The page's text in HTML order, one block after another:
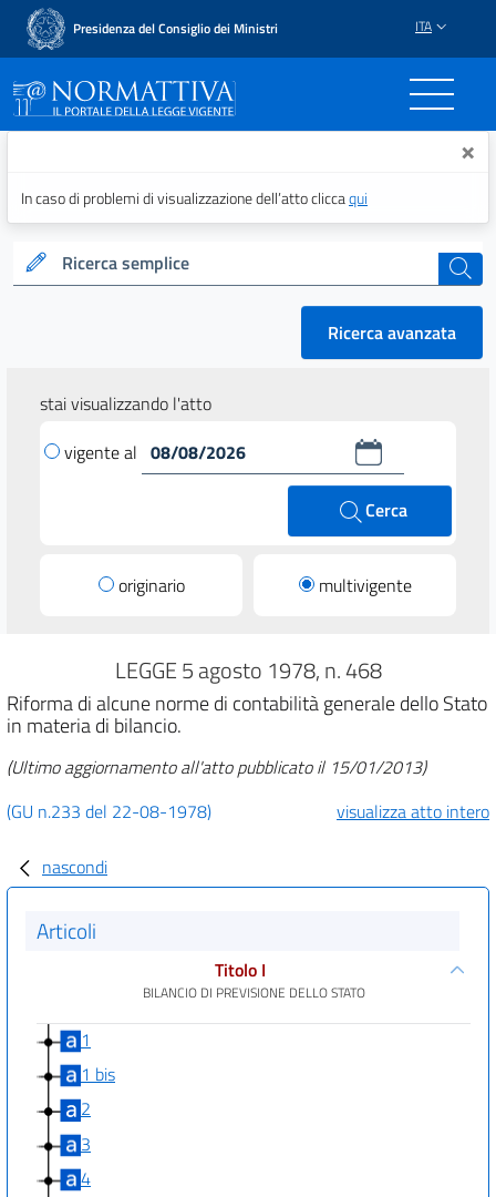
Presidenza del Consiglio dei Ministri ITA
Normattiva - Il portale ×
In caso di problemi di visualizzazione dell’atto cliccaqui
Ricerca semplice cerca
Ricerca avanzata
stai visualizzando l'atto
vigente al
Cerca
originario multivigente
LEGGE 5 agosto 1978, n. 468
Riforma di alcune norme di contabilità generale dello Stato
in materia di bilancio.
(Ultimo aggiornamento all'atto pubblicato il 15/01/2013)
(GU n.233 del 22-08-1978)
visualizza atto intero
nascondi
Articoli
Titolo I
BILANCIO DI PREVISIONE DELLO STATO
1
1 bis
2
3
4